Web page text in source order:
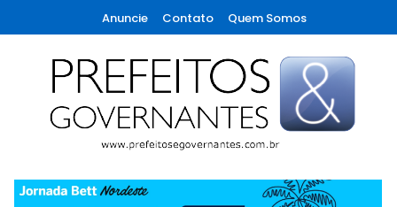
To
Content
Anuncie Contato Quem Somos
Prefeitos & Governantes